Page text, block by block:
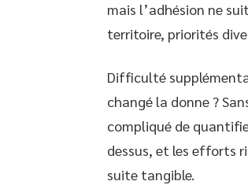
mais l’adhésion ne
territoire, priorités
Difficulté
changé la donne ?
compliqué de
dessus, et les efforts
suite tangible.